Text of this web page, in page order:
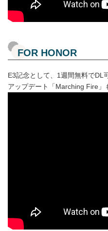
FOR HONOR
E3記念として、1週間無料でDL
アップデート「Marching Fire」